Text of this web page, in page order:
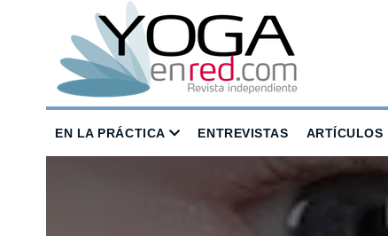
EN LA PRÁCTICA ENTREVISTAS ARTÍCULOS